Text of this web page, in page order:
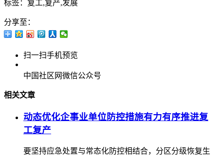
标签：复工,复产,发展
分享至：
扫一扫手机预览
中国社区网微信公众号
相关文章
动态优化企事业单位防控措施有力有序推进复
工复产
要坚持应急处置与常态化防控相结合，分区分级恢复生